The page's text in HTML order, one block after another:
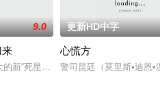
れている……。東北地方に、婆羅
9.0
来
新“死星”，试图彻底消灭抵抗力量。卢
更新HD中字
心慌方
警司昆廷（莫里斯•迪恩•